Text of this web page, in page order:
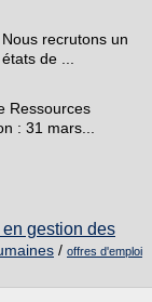
recrutons un
de ...
Ressources
: 31 mars...
gestion des
/ offres d'emploi